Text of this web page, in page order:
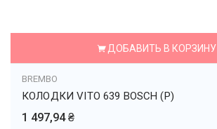
ДОБАВИТЬ В КОРЗИНУ
BREMBO
КОЛОДКИ VITO 639 BOSCH (P)
1 497,94 ₴